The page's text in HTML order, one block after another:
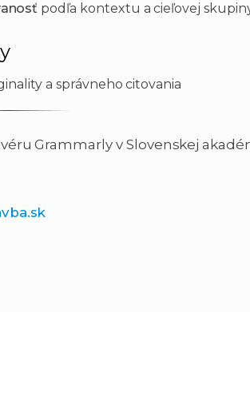
podľa kontextu a cieľovej
a správneho citovania
Grammarly v Slovenskej